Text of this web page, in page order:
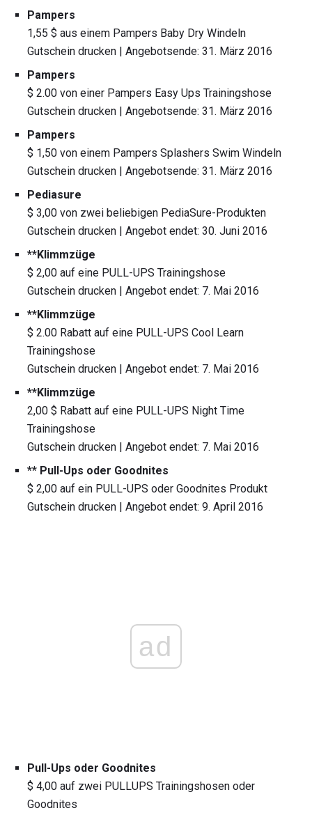
Pampers
1,55 $ aus einem Pampers Baby Dry Windeln
Gutschein drucken | Angebotsende: 31. März 2016
Pampers
$ 2.00 von einer Pampers Easy Ups Trainingshose
Gutschein drucken | Angebotsende: 31. März 2016
Pampers
$ 1,50 von einem Pampers Splashers Swim Windeln
Gutschein drucken | Angebotsende: 31. März 2016
Pediasure
$ 3,00 von zwei beliebigen PediaSure-Produkten
Gutschein drucken | Angebot endet: 30. Juni 2016
**Klimmzüge
$ 2,00 auf eine PULL-UPS Trainingshose
Gutschein drucken | Angebot endet: 7. Mai 2016
**Klimmzüge
$ 2.00 Rabatt auf eine PULL-UPS Cool Learn
Trainingshose
Gutschein drucken | Angebot endet: 7. Mai 2016
**Klimmzüge
2,00 $ Rabatt auf eine PULL-UPS Night Time
Trainingshose
Gutschein drucken | Angebot endet: 7. Mai 2016
** Pull-Ups oder Goodnites
$ 2,00 auf ein PULL-UPS oder Goodnites Produkt
Gutschein drucken | Angebot endet: 9. April 2016
ad
Pull-Ups oder Goodnites
$ 4,00 auf zwei PULLUPS Trainingshosen oder
Goodnites